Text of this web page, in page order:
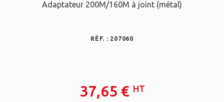
Adaptateur 200M/160M à joint (métal)
RÉF. : 207060
37,65 € HT